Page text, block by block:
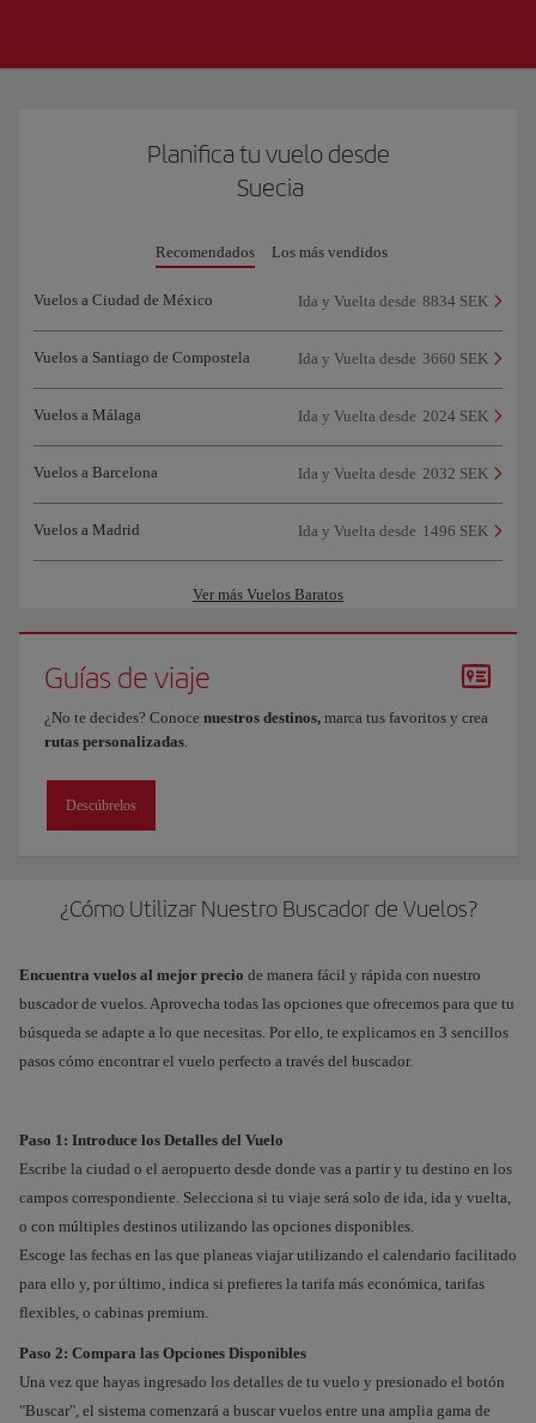
Planifica tu vuelo desde
Suecia
Recomendados Los más vendidos
Vuelos a Ciudad de México Ida y Vuelta desde 8834 SEK
Vuelos a Santiago de Compostela Ida y Vuelta desde 3660 SEK
Vuelos a Málaga Ida y Vuelta desde 2024 SEK
Vuelos a Barcelona Ida y Vuelta desde 2032 SEK
Vuelos a Madrid Ida y Vuelta desde 1496 SEK
Ver más Vuelos Baratos
Guías de viaje
¿No te decides? Conoce nuestros destinos, marca tus favoritos y crea
rutas personalizadas
Descúbrelos
¿Cómo Utilizar Nuestro Buscador de Vuelos?
Encuentra vuelos al mejor precio de manera fácil y rápida con nuestro
buscador de vuelos. Aprovecha todas las opciones que ofrecemos para que tu
búsqueda se adapte a lo que necesitas. Por ello, te explicamos en 3 sencillos
pasos cómo encontrar el vuelo perfecto a través del buscador.
Paso 1: Introduce los Detalles del Vuelo
Escribe la ciudad o el aeropuerto desde donde vas a partir y tu destino en los
campos correspondiente. Selecciona si tu viaje será solo de ida, ida y vuelta,
o con múltiples destinos utilizando las opciones disponibles.
Escoge las fechas en las que planeas viajar utilizando el calendario facilitado
para ello y, por último, indica si prefieres la tarifa más económica, tarifas
flexibles, o cabinas premium.
Paso 2: Compara las Opciones Disponibles
Una vez que hayas ingresado los detalles de tu vuelo y presionado el botón
"Buscar", el sistema comenzará a buscar vuelos entre una amplia gama de